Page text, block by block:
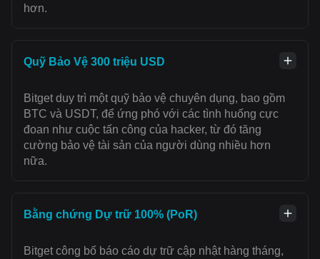
hơn.
Quỹ Bảo Vệ 300 triệu USD
Bitget duy trì một quỹ bảo vệ chuyên dụng, bao gồm
BTC và USDT, để ứng phó với các tình huống cực
đoan như cuộc tấn công của hacker, từ đó tăng
cường bảo vệ tài sản của người dùng nhiều hơn
nữa.
Bằng chứng Dự trữ 100% (PoR)
Bitget công bố báo cáo dự trữ cập nhật hàng tháng,